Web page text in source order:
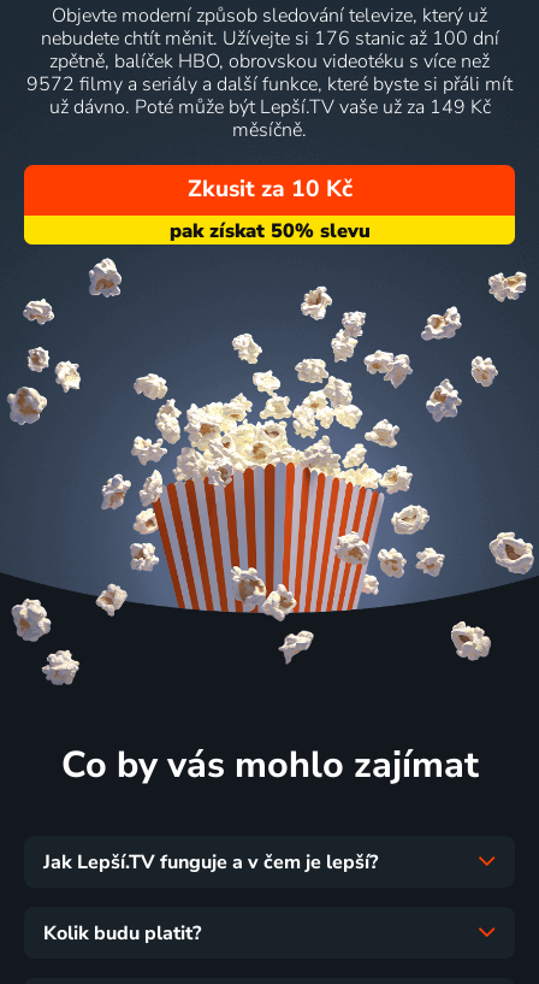
Objevte moderní způsob sledování televize, který už
nebudete chtít měnit. Užívejte si 176 stanic až 100 dní
zpětně, balíček HBO, obrovskou videotéku s více než
9572 filmy a seriály a další funkce, které byste si přáli mít
už dávno. Poté může být Lepší.TV vaše už za 149 Kč
měsíčně.
Zkusit za 10 Kč
Co by vás mohlo zajímat
Jak Lepší.TV funguje a v čem je lepší?
Kolik budu platit?